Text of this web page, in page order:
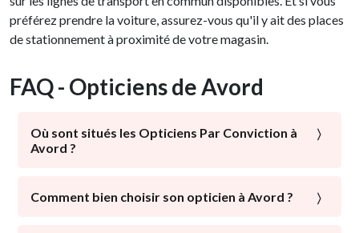
préférez prendre la voiture, assurez-vous qu'il y ait des places
de stationnement à proximité de votre magasin.
FAQ - Opticiens de Avord
Où sont situés les Opticiens Par Conviction à
Avord ?
Opticiens Par Conviction sont présents dans les
Comment bien choisir son opticien à Avord ?